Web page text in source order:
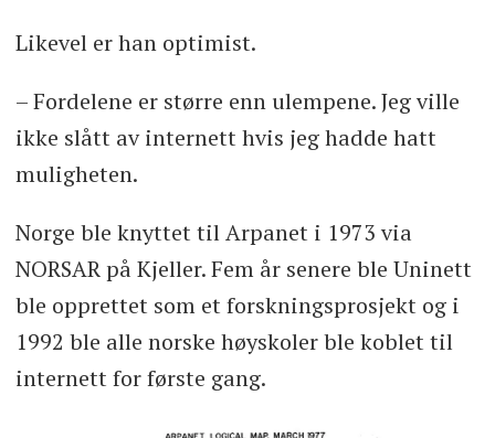
Likevel er han optimist.
– Fordelene er større enn ulempene. Jeg ville
ikke slått av internett hvis jeg hadde hatt
muligheten.
Norge ble knyttet til Arpanet i 1973 via
NORSAR på Kjeller. Fem år senere ble Uninett
ble opprettet som et forskningsprosjekt og i
1992 ble alle norske høyskoler ble koblet til
internett for første gang.